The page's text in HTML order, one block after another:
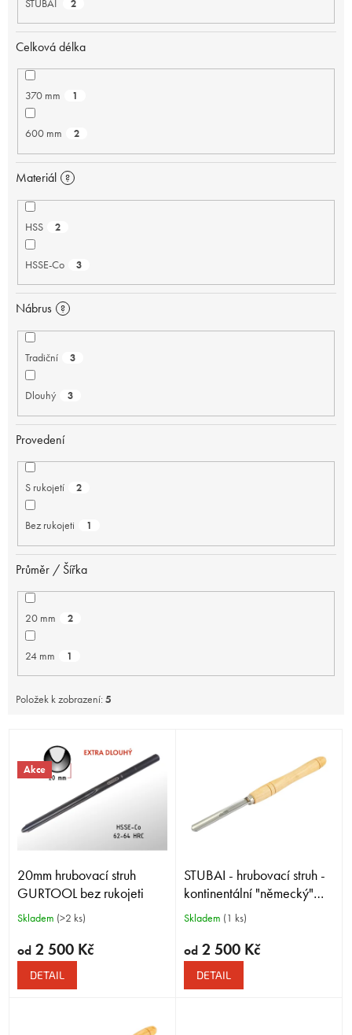
STUBAI 2
Celková délka
370 mm 1
600 mm 2
Materiál ?
HSS 2
HSSE-Co 3
Nábrus ?
Tradiční 3
Dlouhý 3
Provedení
S rukojetí 2
Bez rukojeti 1
Průměr / Šířka
20 mm 2
24 mm 1
Položek k zobrazení: 5
Akce
20mm hrubovací struh
GURTOOL bez rukojeti
20mm Roughing Gouge
Skladem (>2 ks)
od 2 500 Kč
DETAIL
STUBAI - hrubovací struh -
kontinentální "německý"
tvar
Skladem (1 ks)
od 2 500 Kč
DETAIL